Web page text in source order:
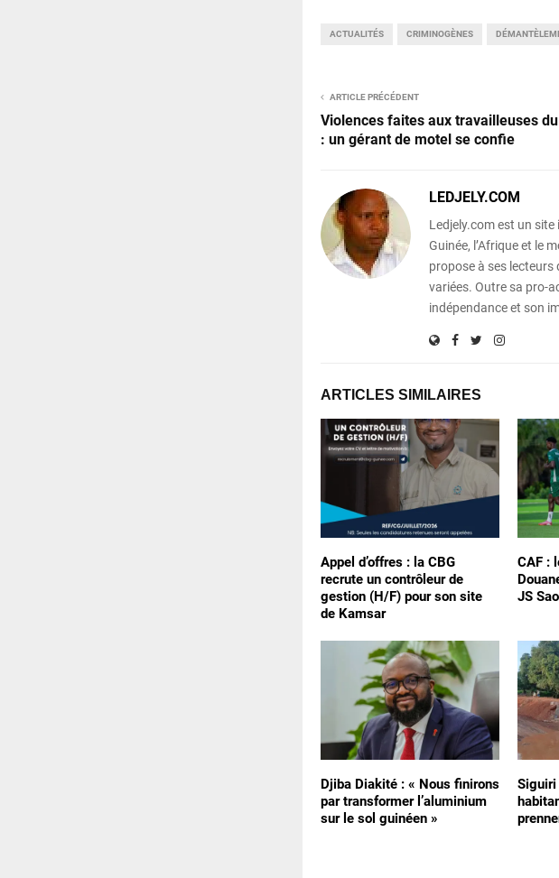
ACTUALITÉS CRIMINOGÈNES
ARTICLE PRÉCÉDENT
Violences faites aux travailleuses
: un gérant de motel se confie
LEDJELY.COM
Ledjely.com est un
Guinée, l’Afrique et le
propose à ses
variées. Outre sa pro-
indépendance et son
ARTICLES SIMILAIRES
Appel d’offres : la CBG
recrute un contrôleur de
gestion (H/F) pour son site
de Kamsar
CAF :
JS
Djiba Diakité : « Nous finirons
par transformer l’aluminium
sur le sol guinéen »
Siguiri